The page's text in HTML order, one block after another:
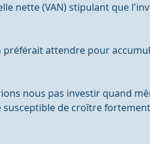
nette (VAN) stipulant que
préférait attendre pour
nous pas investir quand
de croître